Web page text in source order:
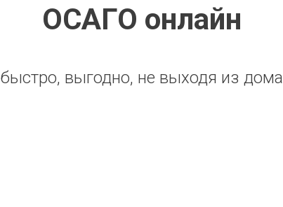
ОСАГО онлайн
быстро, выгодно, не выходя из дома